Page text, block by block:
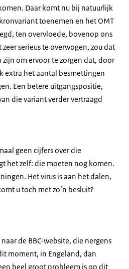
Daar komt nu bij natuurlijk
toenemen en het OMT
ten overvloede, bovenop ons
serieus te overwogen, zou dat
om ervoor te zorgen dat, door
extra het aantal besmettingen
Een betere uitgangspositie,
die variant verder vertraagd
geen cijfers over die
het zelf: die moeten nog komen.
Het virus is aan het dalen,
u toch met zo’n besluit?
de BBC-website, die nergens
moment, in Engeland, dan
heel groot probleem is op dit